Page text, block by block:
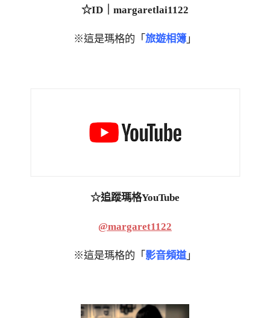
☆ID｜margaretlai1122
※這是瑪格的「 旅遊相簿 」
☆追蹤瑪格YouTube
@margaret1122
※這是瑪格的「 影音頻道 」